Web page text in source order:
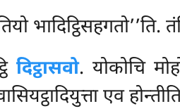
भादिट्ठिसहगतो’’ति.
दिट्ठासवो. योकोचि
एव